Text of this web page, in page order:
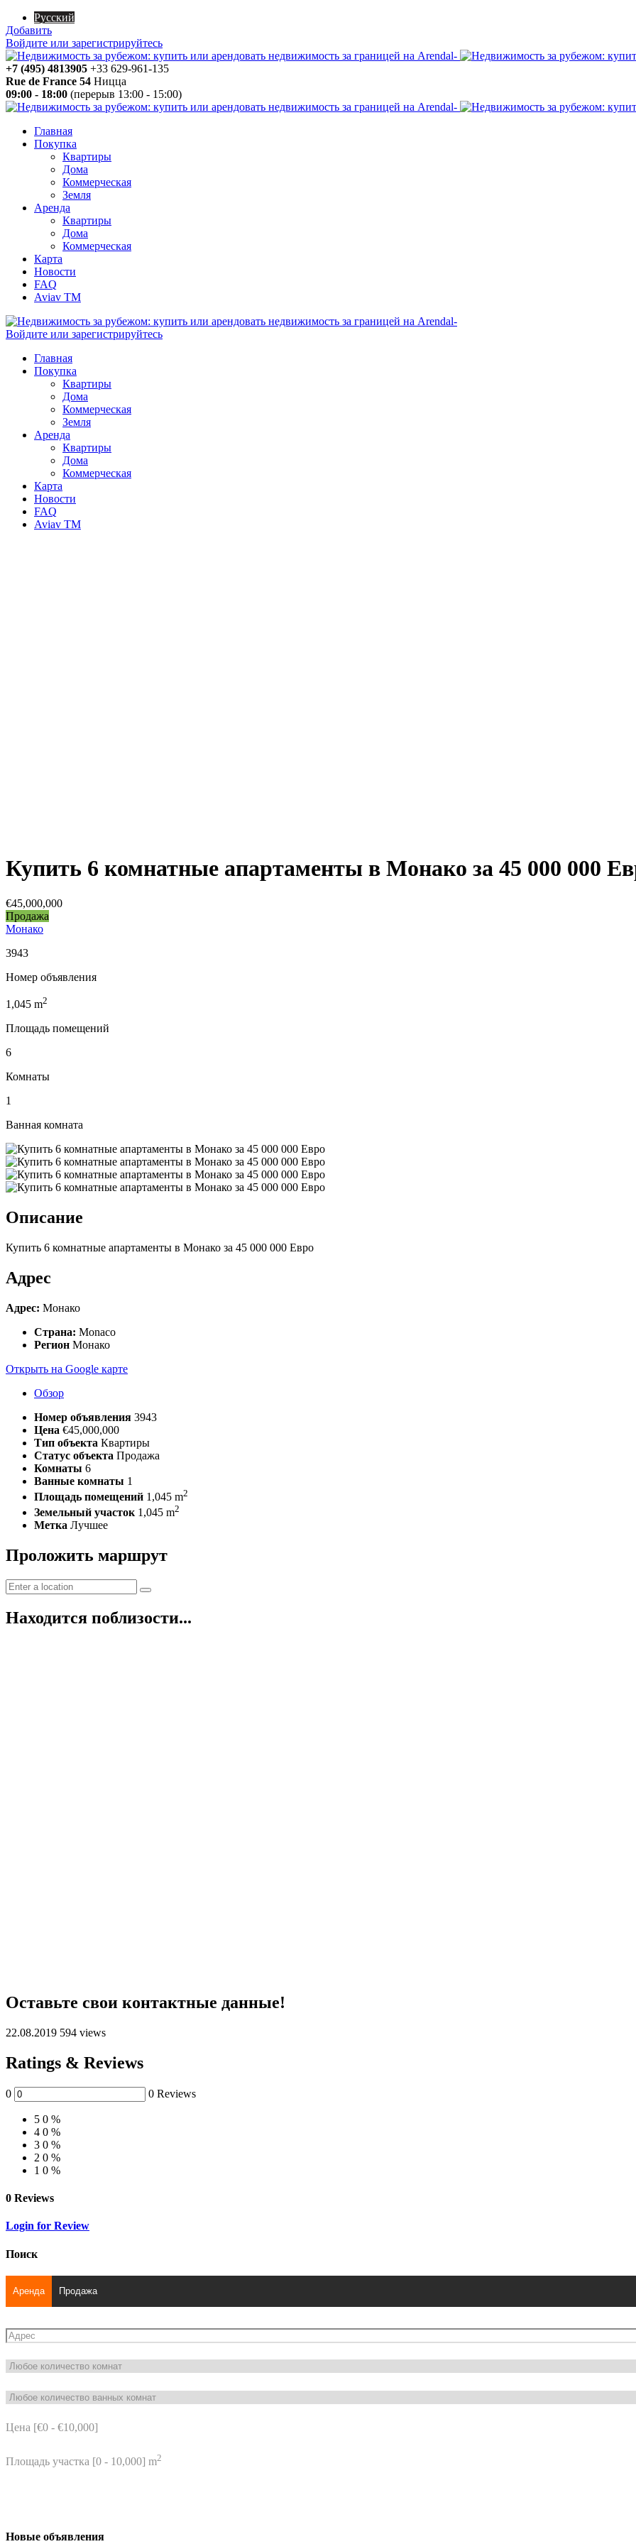
Русский
Добавить
Войдите или зарегистрируйтесь
+7 (495) 4813905 +33 629-961-135
Rue de France 54 Ницца
09:00 - 18:00 (перерыв 13:00 - 15:00)
Главная
Покупка
Квартиры
Дома
Коммерческая
Земля
Аренда
Квартиры
Дома
Коммерческая
Карта
Новости
FAQ
Aviav TM
Войдите или зарегистрируйтесь
Главная
Покупка
Квартиры
Дома
Коммерческая
Земля
Аренда
Квартиры
Дома
Коммерческая
Карта
Новости
FAQ
Aviav TM
Купить 6 комнатные апартаменты в Монако за 45 000 000
€45,000,000
Продажа
Монако
3943
Номер объявления
1,045 m2
Площадь помещений
6
Комнаты
1
Ванная комната
Описание
Купить 6 комнатные апартаменты в Монако за 45 000 000 Евро
Адрес
Адрес: Монако
Страна: Monaco
Регион Монако
Открыть на Google карте
Обзор
Номер объявления 3943
Цена €45,000,000
Тип объекта Квартиры
Статус объекта Продажа
Комнаты 6
Ванные комнаты 1
Площадь помещений 1,045 m2
Земельный участок 1,045 m2
Метка Лучшее
Проложить маршрут
Находится поблизости...
Оставьте свои контактные данные!
22.08.2019 594 views
Ratings & Reviews
0 0 Reviews
5 0 %
4 0 %
3 0 %
2 0 %
1 0 %
0 Reviews
Login for Review
Поиск
Аренда Продажа
Цена [€0 - €10,000]
Площадь участка [0 - 10,000] m2
Новые объявления